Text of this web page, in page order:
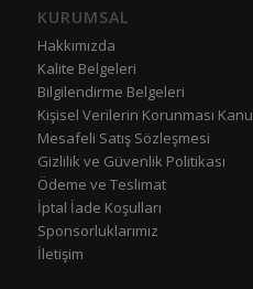
KURUMSAL
Hakkımızda
Kalite Belgeleri
Bilgilendirme Belgeleri
Kişisel Verilerin Korunması
Mesafeli Satış Sözleşmesi
Gizlilik ve Güvenlik Politikası
Ödeme ve Teslimat
İptal İade Koşulları
Sponsorluklarımız
İletişim